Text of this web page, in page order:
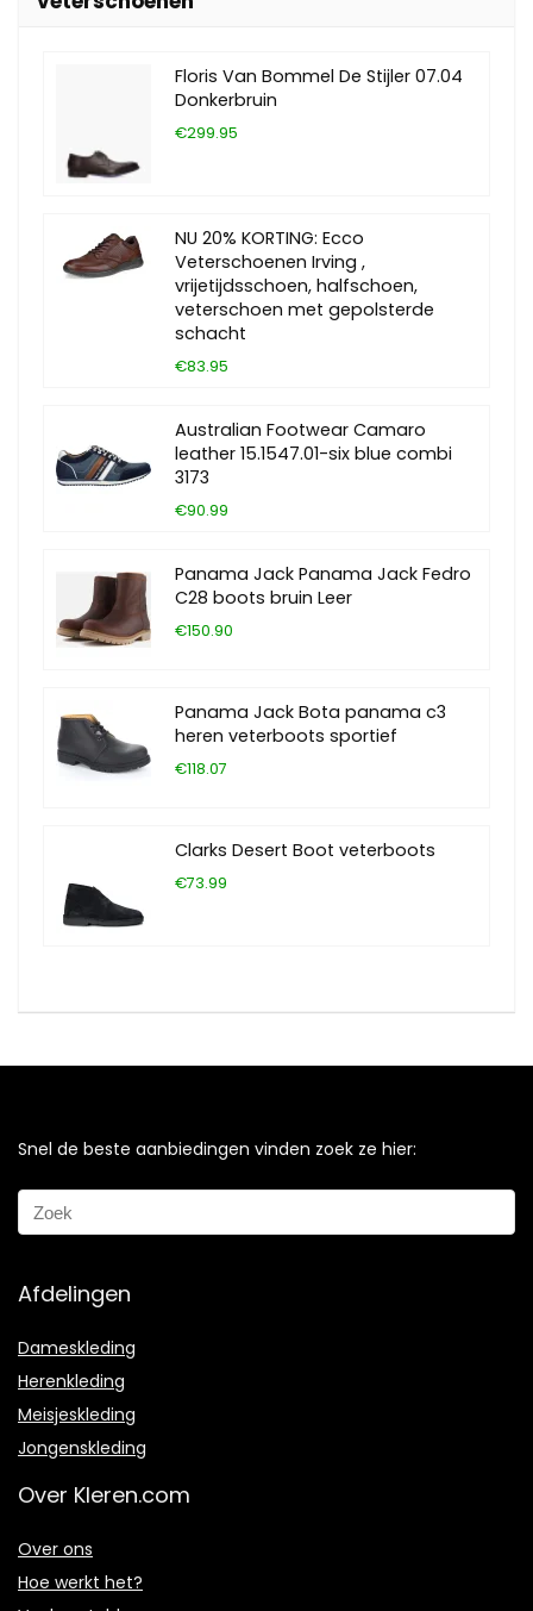
Floris Van Bommel De Stijler 07.04
Donkerbruin
€299.95
NU 20% KORTING: Ecco
Veterschoenen Irving ,
vrijetijdsschoen, halfschoen,
veterschoen met gepolsterde
schacht
€83.95
Australian Footwear Camaro
leather 15.1547.01-six blue combi
3173
€90.99
Panama Jack Panama Jack Fedro
C28 boots bruin Leer
€150.90
Panama Jack Bota panama c3
heren veterboots sportief
€118.07
Clarks Desert Boot veterboots
€73.99
Snel de beste aanbiedingen vinden zoek ze hier:
Afdelingen
Dameskleding
Herenkleding
Meisjeskleding
Jongenskleding
Over Kleren.com
Over ons
Hoe werkt het?